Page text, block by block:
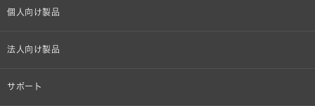
個人向け製品
オンラインストア限定
法人向け製品
設備音響機器
サポート